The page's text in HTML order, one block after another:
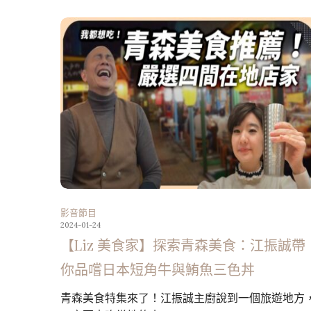
影音節目
2024-01-24
【Liz 美食家】探索青森美食：江振誠帶
你品嚐日本短角牛與鮪魚三色丼
青森美食特集來了！江振誠主廚說到一個旅遊地方